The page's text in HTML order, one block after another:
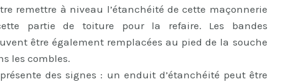
remettre à niveau l’étanchéité de cette maçonnerie
partie de toiture pour la refaire. Les bandes
être également remplacées au pied de la souche
les combles.
des signes : un enduit d’étanchéité peut être